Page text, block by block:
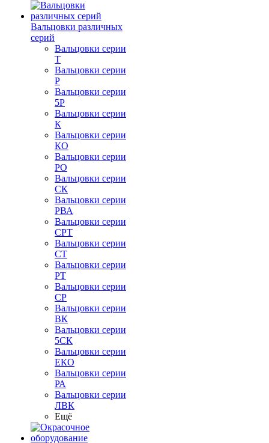
Вальцовки различных
серий
Вальцовки серии
Т
Вальцовки серии
Р
Вальцовки серии
5Р
Вальцовки серии
К
Вальцовки серии
КО
Вальцовки серии
РО
Вальцовки серии
СК
Вальцовки серии
РВА
Вальцовки серии
СРТ
Вальцовки серии
СТ
Вальцовки серии
РТ
Вальцовки серии
СР
Вальцовки серии
ВК
Вальцовки серии
5СК
Вальцовки серии
ЕКО
Вальцовки серии
РА
Вальцовки серии
ЛВК
Ещё